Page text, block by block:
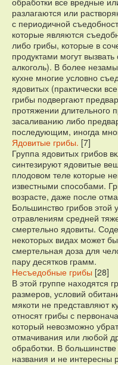
разлагаются или
с периодичной
которые являются
либо грибы, которые в
продуктами могут
алкоголь). В более
кухне многие условно
ядовитых (практически
грибы подвергают
протяжении длительного
засаливанию либо
последующим, иногда
Ядовитые грибы. [7]
Группа ядовитых грибов
синтезируют ядовитые
плодовом теле которые
известными способами.
возрасте, даже после
Большинство грибов этой
отравлениям средней
смертельно ядовиты.
некоторых видах может
смертельная доза для
пару десятков грамм.
Несъедобные грибы [28]
В этой группе находятся
размеров, условий
мякоти не представляют
относят грибы с
который невозможно
отмачивания или любой
обработки. В
названия и не интересны